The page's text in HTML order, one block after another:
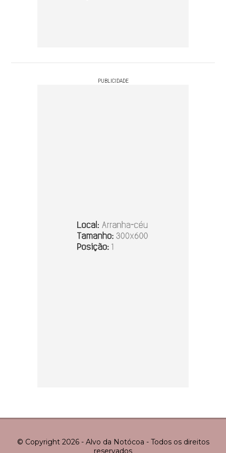
PUBLICIDADE
© Copyright 2026 - Alvo da Notócoa - Todos os direitos
reservados